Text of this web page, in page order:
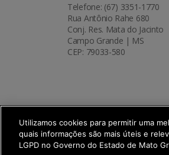
Telefone: (67) 3351-1770
Rua Antônio Rahe 680
Conj. Res. Mata do Jacinto
Campo Grande | MS
CEP: 79033-580
SETDIG |
Utilizamos cookies para permitir uma
quais informações são mais úteis e
LGPD no Governo do Estado de Mato